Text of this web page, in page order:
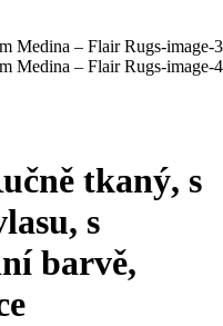
tkaný, s
s
barvě,